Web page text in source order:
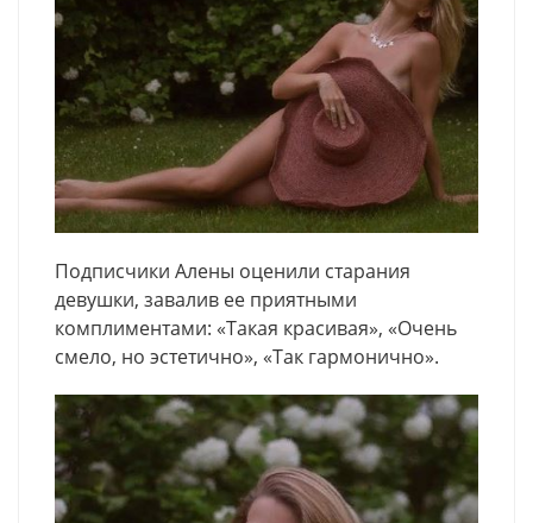
Подписчики Алены оценили старания
девушки, завалив ее приятными
комплиментами: «Такая красивая», «Очень
смело, но эстетично», «Так гармонично».